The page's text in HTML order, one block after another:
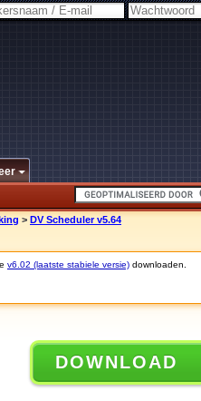
> DV Scheduler v5.64
v6.02 (laatste stabiele versie) downloaden.
DOWNLOAD